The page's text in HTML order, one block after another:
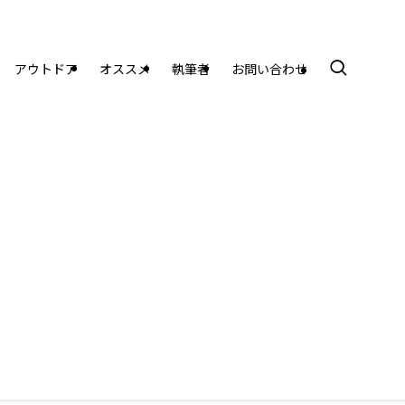
アウトドア オススメ 執筆者 お問い合わせ